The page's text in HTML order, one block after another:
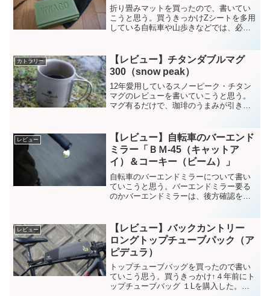
折り畳みマットを買ったので、書いてい
こうと思う。買うきっかけZシートを多用
している自転車や山歩きなどでは、必ず
ると、落ち着いて長居する（笑）しかし
問題が・・・嵩張るんで...
カトラリー
【レビュー】チタンダブルマグ
300（snow peak）
12年愛用しているスノーピーク・チタン
マグのレビューを書いていこうと思う。
マグ有るだけで、珈琲のうまみが引き立
ル）材質：チタンベルモントは、新潟県
にある会社だ。と...
レビュー
【レビュー】自転車のバーエンド
ミラー「ＢＭ-45（キャットア
イ）＆コーキー（ビーム）」
自転車のバーエンドミラーについて書い
ていこうと思う。バーエンドミラー要る
のかバーエンドミラーは、後方確認を素
ラーと使い分けしている。その結果、道
路走行でのストレスが随分...
レビュー
【レビュー】バックカントリー
ロングトップチューブパック（ア
ピデュラ）
トップチューブバッグを買ったので書い
ていこう思う。買うきっかけ↑４年前にト
ップチューブバッグ １Lを購入した。